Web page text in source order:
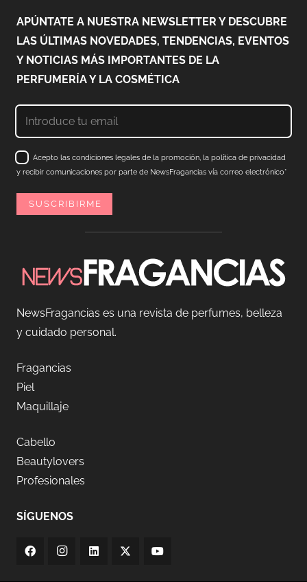
APÚNTATE A NUESTRA NEWSLETTER Y DESCUBRE
LAS ÚLTIMAS NOVEDADES, TENDENCIAS, EVENTOS
Y NOTICIAS MÁS IMPORTANTES DE LA
PERFUMERÍA Y LA COSMÉTICA
Acepto las condiciones legales de la promoción, la política de privacidad
y recibir comunicaciones por parte de NewsFragancias vía correo electrónico*
NewsFragancias es una revista de perfumes, belleza
y cuidado personal.
Fragancias
Piel
Maquillaje
Cabello
Beautylovers
Profesionales
SÍGUENOS